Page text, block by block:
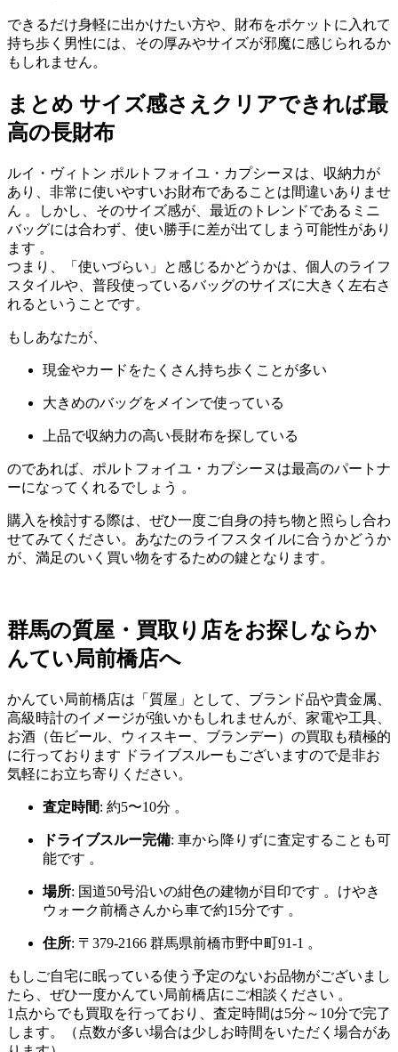
できるだけ身軽に出かけたい方や、財布をポケットに入れて
持ち歩く男性には、その厚みやサイズが邪魔に感じられるか
もしれません。
まとめ サイズ感さえクリアできれば最
高の長財布
ルイ・ヴィトン ポルトフォイユ・カプシーヌは、収納力が
あり、非常に使いやすいお財布であることは間違いありませ
ん 。しかし、そのサイズ感が、最近のトレンドであるミニ
バッグには合わず、使い勝手に差が出てしまう可能性があり
ます 。
つまり、「使いづらい」と感じるかどうかは、個人のライフ
スタイルや、普段使っているバッグのサイズに大きく左右さ
れるということです。
もしあなたが、
現金やカードをたくさん持ち歩くことが多い
大きめのバッグをメインで使っている
上品で収納力の高い長財布を探している
のであれば、ポルトフォイユ・カプシーヌは最高のパートナ
ーになってくれるでしょう 。
購入を検討する際は、ぜひ一度ご自身の持ち物と照らし合わ
せてみてください。あなたのライフスタイルに合うかどうか
が、満足のいく買い物をするための鍵となります。
群馬の質屋・買取り店をお探しならか
んてい局前橋店へ
かんてい局前橋店は「質屋」として、ブランド品や貴金属、
高級時計のイメージが強いかもしれませんが、家電や工具、
お酒（缶ビール、ウィスキー、ブランデー）の買取も積極的
に行っております ドライブスルーもございますので是非お
気軽にお立ち寄りください。
査定時間: 約5〜10分 。
ドライブスルー完備: 車から降りずに査定することも可
能です 。
場所: 国道50号沿いの紺色の建物が目印です 。けやき
ウォーク前橋さんから車で約15分です 。
住所: 〒379-2166 群馬県前橋市野中町91-1 。
もしご自宅に眠っている使う予定のないお品物がございまし
たら、ぜひ一度かんてい局前橋店にご相談ください 。
1点からでも買取を行っており、査定時間は5分～10分で完了
します。（点数が多い場合は少しお時間をいただく場合があ